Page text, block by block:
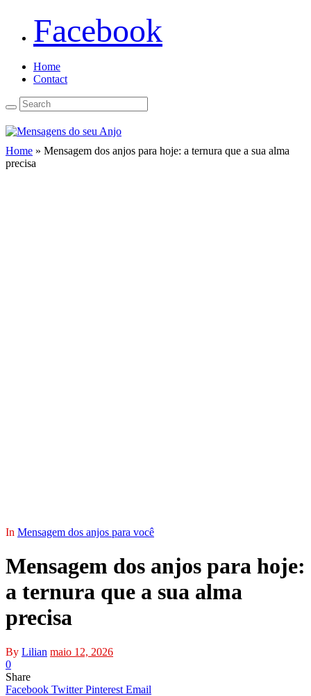
Facebook
Home
Contact
Home » Mensagem dos anjos para hoje: a ternura que a sua alma
precisa
In Mensagem dos anjos para você
Mensagem dos anjos para hoje:
a ternura que a sua alma
precisa
By Lilian maio 12, 2026
0
Share
Facebook Twitter Pinterest Email